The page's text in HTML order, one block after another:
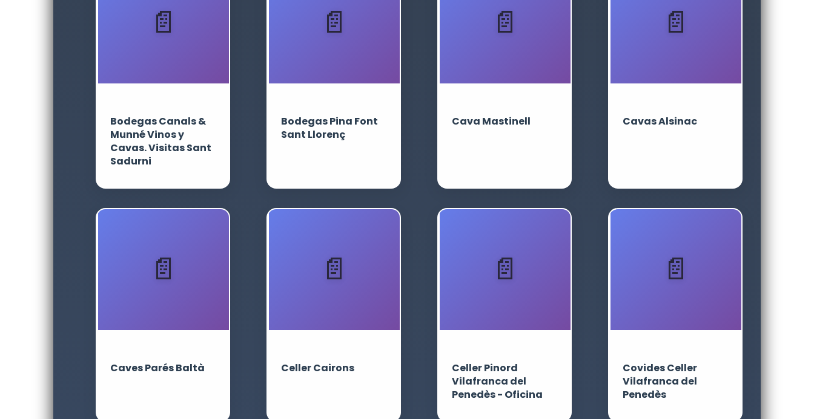
Bodegas Canals &
Munné Vinos y
Cavas. Visitas Sant
Sadurni
Bodegas Pina Font
Sant Llorenç
Cava Mastinell Cavas Alsinac
Caves Parés Baltà Celler Cairons
Celler Pinord
Vilafranca del
Penedès - Oficina
Covides Celler
Vilafranca del
Penedès